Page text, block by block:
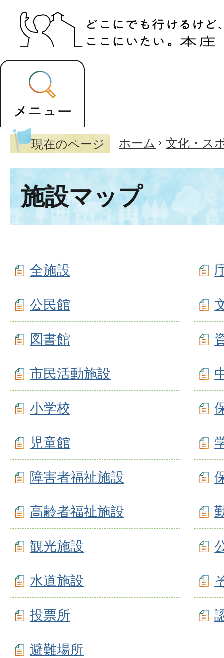
現在のページ ホーム 文化・ス
施設マップ
全施設
公民館
図書館
市民活動施設
小学校
児童館
障害者福祉施設
高齢者福祉施設
観光施設
水道施設
投票所
避難場所